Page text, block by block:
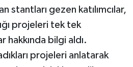
stantları gezen katılımcılar,
projeleri tek tek
hakkında bilgi aldı.
projeleri anlatarak